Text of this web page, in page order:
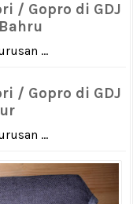
/ Gopro di GDJ
...
/ Gopro di GDJ
...